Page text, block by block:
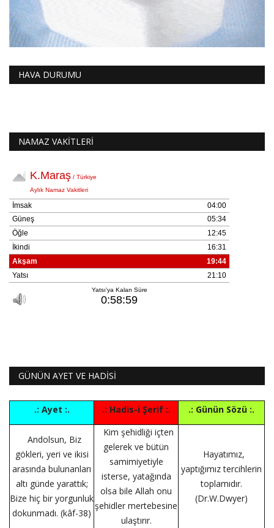
HAVA DURUMU
NAMAZ VAKİTLERİ
GÜNÜN AYET VE HADİSİ
.: Ayet :. .: Hadis-i Şerif :. .: Günün Sözü :.
Andolsun, Biz
gökleri, yeri ve ikisi
arasında bulunanları
altı günde yarattık;
Bize hiç bir yorgunluk
dokunmadı. (kâf-38)
Kim şehidliği içten
gelerek ve bütün
samimiyetiyle
isterse, yatağında
olsa bile Allah onu
şehidler mertebesine
ulaştırır.
Hayatımız,
yaptığımız tercihlerin
toplamıdır.
(Dr.W.Dwyer)